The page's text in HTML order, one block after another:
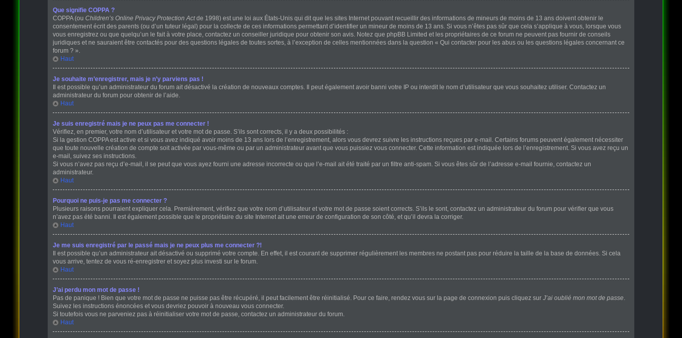
Que signifie COPPA ?
COPPA (ou Children’s Online Privacy Protection Actde 1998) est une loi aux États-Unis qui dit que les sites Internet pouvant recueillir des informations de mineurs de moins de 13 ans doivent obtenir le
consentement écrit des parents (ou d’un tuteur légal) pour la collecte de ces informations permettant d’identifier un mineur de moins de 13 ans. Si vous n’êtes pas sûr que cela s’applique à vous, lorsque vous
vous enregistrez ou que quelqu’un le fait à votre place, contactez un conseiller juridique pour obtenir son avis. Notez que phpBB Limited et les propriétaires de ce forum ne peuvent pas fournir de conseils
juridiques et ne sauraient être contactés pour des questions légales de toutes sortes, à l’exception de celles mentionnées dans la question « Qui contacter pour les abus ou les questions légales concernant ce
forum ? ».
Haut
Je souhaite m’enregistrer, mais je n’y parviens pas !
Il est possible qu’un administrateur du forum ait désactivé la création de nouveaux comptes. Il peut également avoir banni votre IP ou interdit le nom d’utilisateur que vous souhaitez utiliser. Contactez un
administrateur du forum pour obtenir de l’aide.
Haut
Je suis enregistré mais je ne peux pas me connecter !
Vérifiez, en premier, votre nom d’utilisateur et votre mot de passe. S’ils sont corrects, il y a deux possibilités :
Si la gestion COPPA est active et si vous avez indiqué avoir moins de 13 ans lors de l’enregistrement, alors vous devrez suivre les instructions reçues par e-mail. Certains forums peuvent également nécessiter
que toute nouvelle création de compte soit activée par vous-même ou par un administrateur avant que vous puissiez vous connecter. Cette information est indiquée lors de l’enregistrement. Si vous avez reçu un
e-mail, suivez ses instructions.
Si vous n’avez pas reçu d’e-mail, il se peut que vous ayez fourni une adresse incorrecte ou que l’e-mail ait été traité par un filtre anti-spam. Si vous êtes sûr de l’adresse e-mail fournie, contactez un
administrateur.
Haut
Pourquoi ne puis-je pas me connecter ?
Plusieurs raisons pourraient expliquer cela. Premièrement, vérifiez que votre nom d’utilisateur et votre mot de passe soient corrects. S’ils le sont, contactez un administrateur du forum pour vérifier que vous
n’avez pas été banni. Il est également possible que le propriétaire du site Internet ait une erreur de configuration de son côté, et qu’il devra la corriger.
Haut
Je me suis enregistré par le passé mais je ne peux plus me connecter ?!
Il est possible qu’un administrateur ait désactivé ou supprimé votre compte. En effet, il est courant de supprimer régulièrement les membres ne postant pas pour réduire la taille de la base de données. Si cela
vous arrive, tentez de vous ré-enregistrer et soyez plus investi sur le forum.
Haut
J’ai perdu mon mot de passe !
Pas de panique ! Bien que votre mot de passe ne puisse pas être récupéré, il peut facilement être réinitialisé. Pour ce faire, rendez vous sur la page de connexion puis cliquez sur J’ai oublié mon mot de passe
Suivez les instructions énoncées et vous devriez pouvoir à nouveau vous connecter.
Si toutefois vous ne parveniez pas à réinitialiser votre mot de passe, contactez un administrateur du forum.
Haut